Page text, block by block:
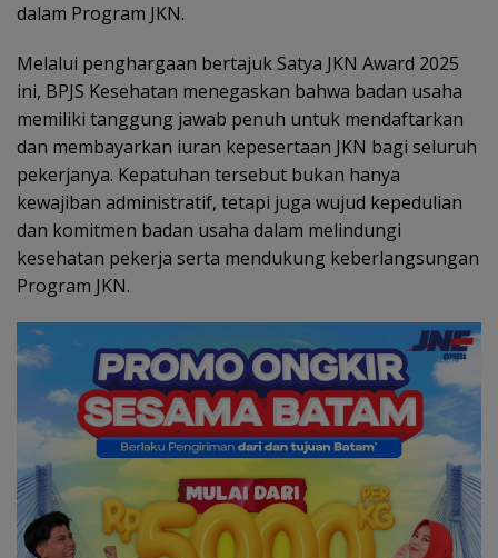
dalam Program JKN.
Melalui penghargaan bertajuk Satya JKN Award 2025
ini, BPJS Kesehatan menegaskan bahwa badan usaha
memiliki tanggung jawab penuh untuk mendaftarkan
dan membayarkan iuran kepesertaan JKN bagi seluruh
pekerjanya. Kepatuhan tersebut bukan hanya
kewajiban administratif, tetapi juga wujud kepedulian
dan komitmen badan usaha dalam melindungi
kesehatan pekerja serta mendukung keberlangsungan
Program JKN.